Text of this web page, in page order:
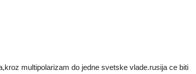
multipolarizam do jedne svetske vlade.rusija ce biti